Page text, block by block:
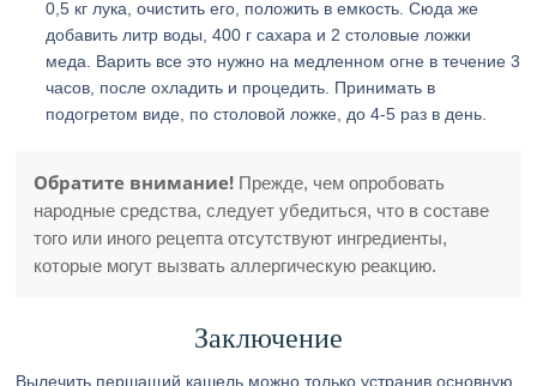
0,5 кг лука, очистить его, положить в емкость. Сюда же
добавить литр воды, 400 г сахара и 2 столовые ложки
меда. Варить все это нужно на медленном огне в течение 3
часов, после охладить и процедить. Принимать в
подогретом виде, по столовой ложке, до 4-5 раз в день.
Обратите внимание! Прежде, чем опробовать
народные средства, следует убедиться, что в составе
того или иного рецепта отсутствуют ингредиенты,
которые могут вызвать аллергическую реакцию.
Заключение
Вылечить першащий кашель можно только устранив основную